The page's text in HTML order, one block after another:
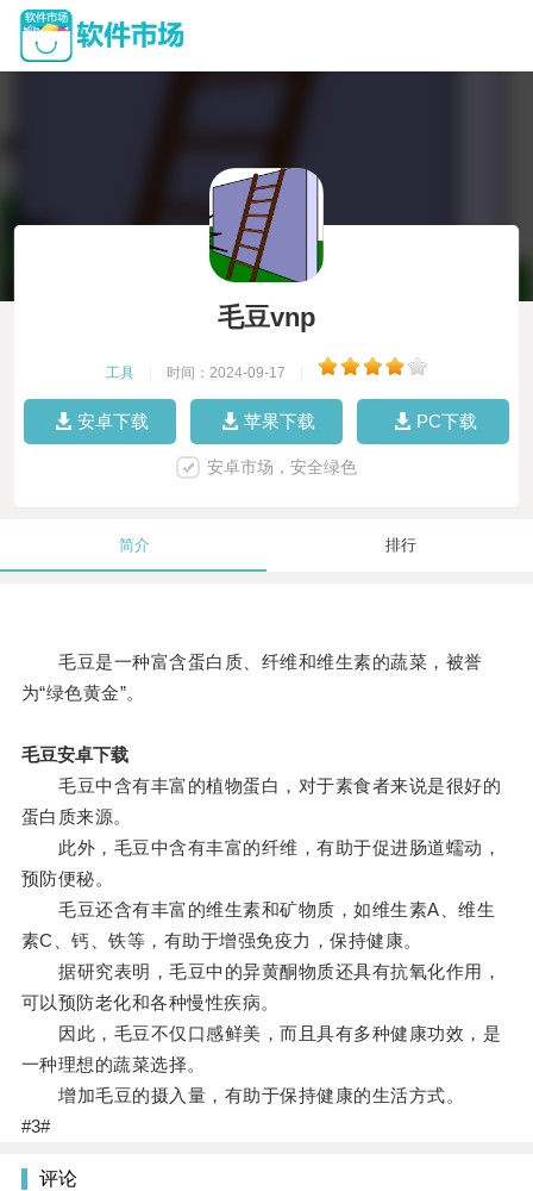
毛豆vnp
工具 时间：2024-09-17
安卓下载 苹果下载 PC下载
安卓市场，安全绿色
简介 排行
毛豆是一种富含蛋白质、纤维和维生素的蔬菜，被誉
为“绿色黄金”。
毛豆安卓下载
毛豆中含有丰富的植物蛋白，对于素食者来说是很好的
蛋白质来源。
此外，毛豆中含有丰富的纤维，有助于促进肠道蠕动，
预防便秘。
毛豆还含有丰富的维生素和矿物质，如维生素A、维生
素C、钙、铁等，有助于增强免疫力，保持健康。
据研究表明，毛豆中的异黄酮物质还具有抗氧化作用，
可以预防老化和各种慢性疾病。
因此，毛豆不仅口感鲜美，而且具有多种健康功效，是
一种理想的蔬菜选择。
增加毛豆的摄入量，有助于保持健康的生活方式。
#3#
评论